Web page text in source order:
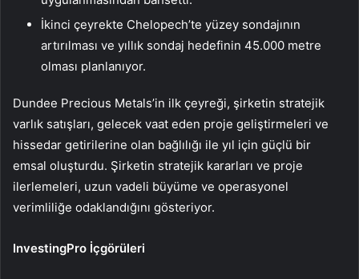
İkinci çeyrekte Chelopech’te yüzey sondajının
artırılması ve yıllık sondaj hedefinin 45.000 metre
olması planlanıyor.
Dundee Precious Metals’in ilk çeyreği, şirketin stratejik
varlık satışları, gelecek vaat eden proje geliştirmeleri ve
hissedar getirilerine olan bağlılığı ile yıl için güçlü bir
emsal oluşturdu. Şirketin stratejik kararları ve proje
ilerlemeleri, uzun vadeli büyüme ve operasyonel
verimliliğe odaklandığını gösteriyor.
InvestingPro İçgörüleri